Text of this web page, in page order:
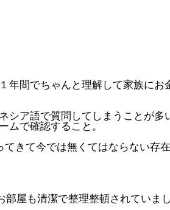
年間でちゃんと理解して家族にお
ア語で質問してしまうことが多
ムで確認すること。
きて今では無くてはならない存
屋も清潔で整理整頓されていま